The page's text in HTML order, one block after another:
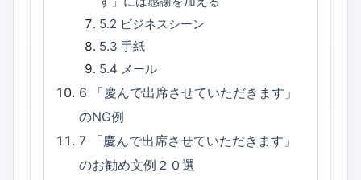
5.2 ビジネスシーン
5.3 手紙
5.4 メール
6
「慶んで出席させていただきます」
のNG例
7
「慶んで出席させていただきます」
のお勧め文例２０選